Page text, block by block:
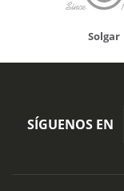
Solgar
SÍGUENOS EN